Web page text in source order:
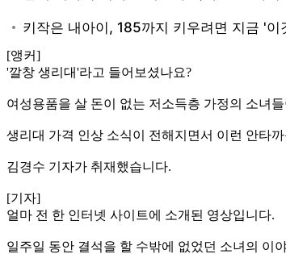
[앵커]
'깔창 생리대'라고 들어보셨나요?
여성용품을 살 돈이 없는 저소득층 가정의 소녀
생리대 가격 인상 소식이 전해지면서 이런 안타
김경수 기자가 취재했습니다.
[기자]
얼마 전 한 인터넷 사이트에 소개된 영상입니다.
일주일 동안 결석을 할 수밖에 없었던 소녀의 이